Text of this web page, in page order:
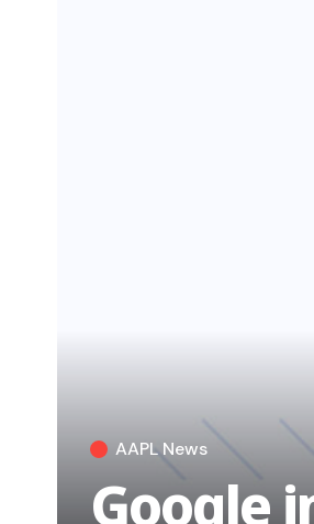
AAPL News
Google